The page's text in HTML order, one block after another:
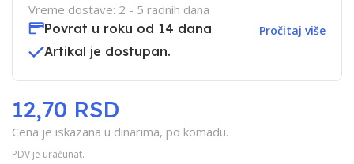
Vreme dostave: 2 - 5 radnih dana
Povrat u roku od 14 dana
Pročitaj više
Artikal je dostupan.
Cena je iskazana u dinarima, po komadu.
PDV je uračunat.
12,70 RSD